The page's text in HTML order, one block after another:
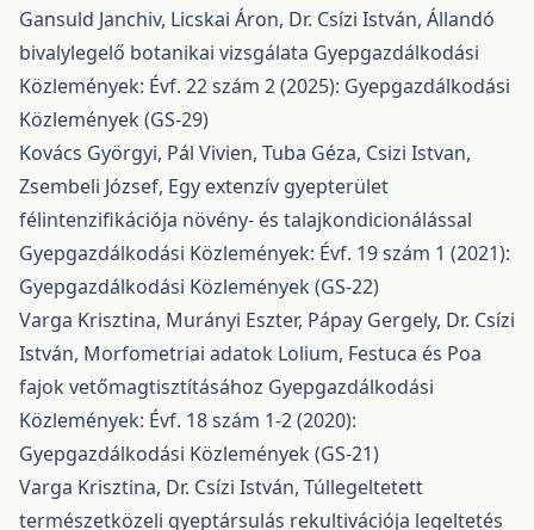
Gansuld Janchiv, Licskai Áron, Dr. Csízi István, Állandó
bivalylegelő botanikai vizsgálata Gyepgazdálkodási
Közlemények: Évf. 22 szám 2 (2025): Gyepgazdálkodási
Közlemények (GS-29)
Kovács Györgyi, Pál Vivien, Tuba Géza, Csizi Istvan,
Zsembeli József, Egy extenzív gyepterület
félintenzifikációja növény- és talajkondicionálással
Gyepgazdálkodási Közlemények: Évf. 19 szám 1 (2021):
Gyepgazdálkodási Közlemények (GS-22)
Varga Krisztina, Murányi Eszter, Pápay Gergely, Dr. Csízi
István, Morfometriai adatok Lolium, Festuca és Poa
fajok vetőmagtisztításához Gyepgazdálkodási
Közlemények: Évf. 18 szám 1-2 (2020):
Gyepgazdálkodási Közlemények (GS-21)
Varga Krisztina, Dr. Csízi István, Túllegeltetett
természetközeli gyeptársulás rekultivációja legeltetés